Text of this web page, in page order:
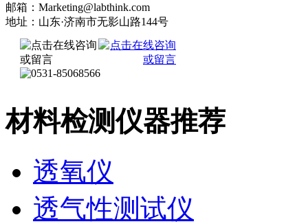
邮箱：Marketing@labthink.com
地址：山东·济南市无影山路144号
材料检测仪器推荐
透氧仪
透气性测试仪